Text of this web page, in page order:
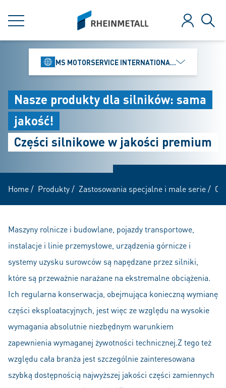
MENU
siteLogo
Zaloguj
MS MOTORSERVICE INTERNATIONAL GMBH
Nasze produkty dla silników: sama
jakość!
Części silnikowe w jakości premium
Home/ Produkty/ Zastosowania specjalne i male serie/
Maszyny rolnicze i budowlane, pojazdy transportowe,
instalacje i linie przemysłowe, urządzenia górnicze i
systemy uzysku surowców są napędzane przez silniki,
które są przeważnie narażane na ekstremalne obciążenia.
Ich regularna konserwacja, obejmująca konieczną wymianę
części eksploatacyjnych, jest więc ze względu na wysokie
wymagania absolutnie niezbędnym warunkiem
zapewnienia wymaganej żywotności technicznej.Z tego też
względu cała branża jest szczególnie zainteresowana
szybką dostępnością najwyższej jakości części zamiennych